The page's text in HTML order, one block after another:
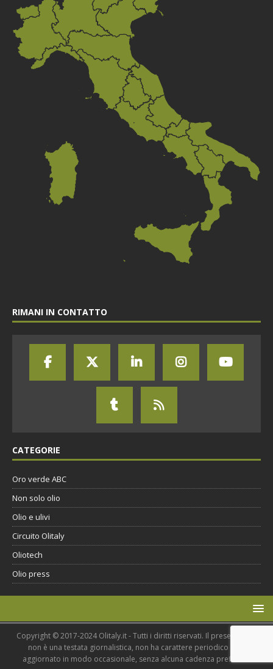
RIMANI IN CONTATTO
CATEGORIE
Oro verde ABC
Non solo olio
Olio e ulivi
Circuito Olitaly
Oliotech
Olio press
Copyright © 2017-2024 Olitaly.it - Tutti i diritti riservati. Il presente sito
non è una testata giornalistica, non ha carattere periodico ed è
aggiornato in modo occasionale, senza alcuna cadenza prefissata